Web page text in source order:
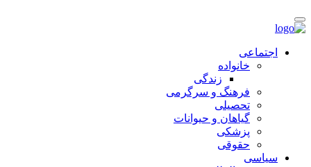
اجتماعی
خانواده
زندگی
فرهنگ و سرگرمی
تحصیلی
گیاهان و حیوانات
پزشکی
حقوقی
سیاسی